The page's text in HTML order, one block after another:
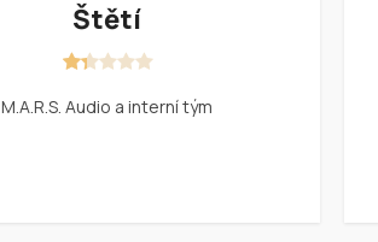
Štětí
M.A.R.S. Audio a interní tým